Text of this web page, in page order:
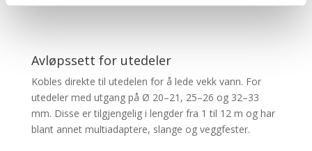
Avløpssett for utedeler
Kobles direkte til utedelen for å lede vekk vann. For
utedeler med utgang på Ø 20–21, 25–26 og 32–33
mm. Disse er tilgjengelig i lengder fra 1 til 12 m og har
blant annet multiadaptere, slange og veggfester.